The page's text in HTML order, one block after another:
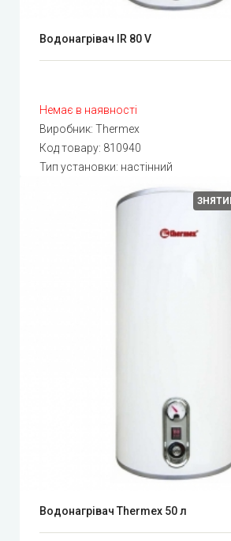
Водонагрівач IR 80 V
Немає в наявності
Виробник: Thermex
Код товару: 810940
Тип установки: настінний
Водонагрівач Thermex 50 л